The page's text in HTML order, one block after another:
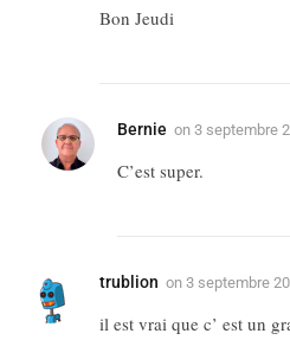
Bon Jeudi
Bernie on 3 septembre
C’est super.
trublion on 3 septembre
il est vrai que c’ est un